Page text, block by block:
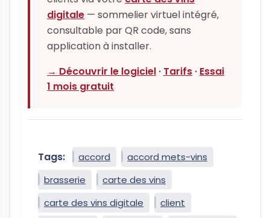
digitale — sommelier virtuel intégré,
consultable par QR code, sans
application à installer.
→ Découvrir le logiciel · Tarifs · Essai
1 mois gratuit
Tags: accord
accord mets-vins
brasserie
carte des vins
carte des vins digitale
client